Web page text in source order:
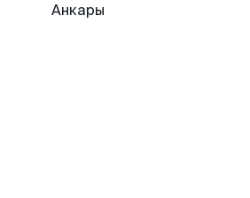
Анкары